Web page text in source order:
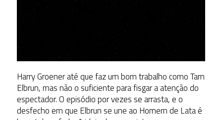
Harry Groener até que faz um bom trabalho como Tam
Elbrun, mas não o suficiente para fisgar a atenção do
espectador. O episódio por vezes se arrasta, e o
desfecho em que Elbrun se une ao Homem de Lata é